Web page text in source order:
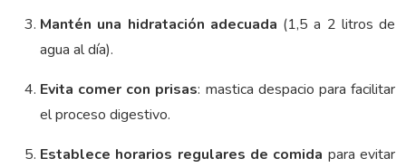
Mantén una hidratación adecuada (1,5 a 2 litros de
agua al día).
Evita comer con prisas: mastica despacio para facilitar
el proceso digestivo.
Establece horarios regulares de comida para evitar